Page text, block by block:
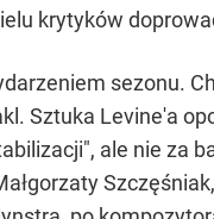
krytyków
sezonu.
Sztuka Levine'a
ale nie za